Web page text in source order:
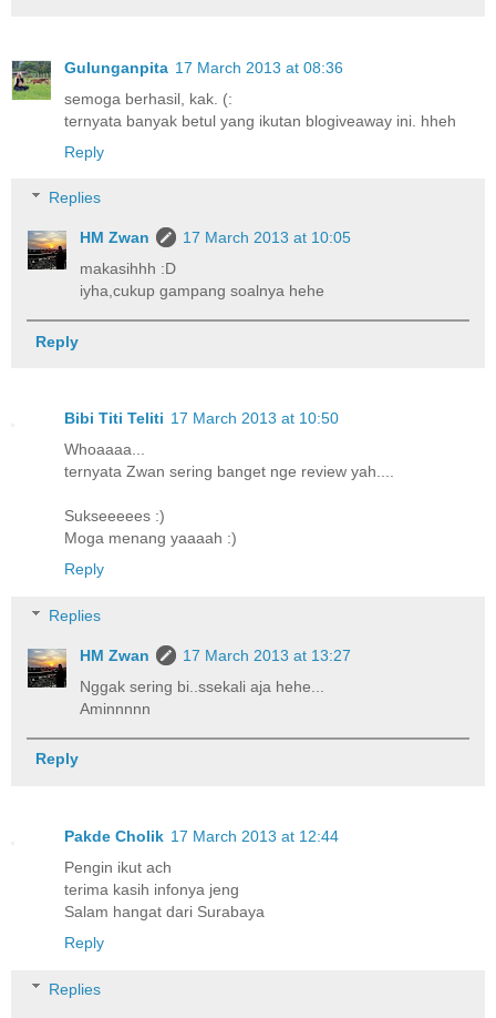
Gulunganpita 17 March 2013 at 08:36
semoga berhasil, kak. (:
ternyata banyak betul yang ikutan blogiveaway ini. hheh
Reply
Replies
HM Zwan
17 March 2013 at 10:05
makasihhh :D
iyha,cukup gampang soalnya hehe
Reply
Bibi Titi Teliti 17 March 2013 at 10:50
Whoaaaa...
ternyata Zwan sering banget nge review yah....
Sukseeeees :)
Moga menang yaaaah :)
Reply
Replies
HM Zwan
17 March 2013 at 13:27
Nggak sering bi..ssekali aja hehe...
Aminnnnn
Reply
Pakde Cholik 17 March 2013 at 12:44
Pengin ikut ach
terima kasih infonya jeng
Salam hangat dari Surabaya
Reply
Replies